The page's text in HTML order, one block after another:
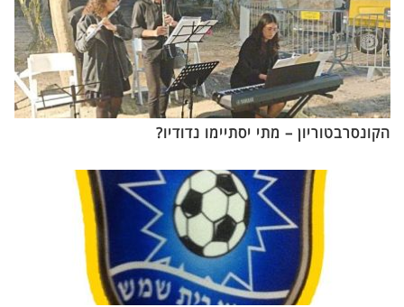
הקונסרבטוריון – מתי יסתיימו נדודיו?